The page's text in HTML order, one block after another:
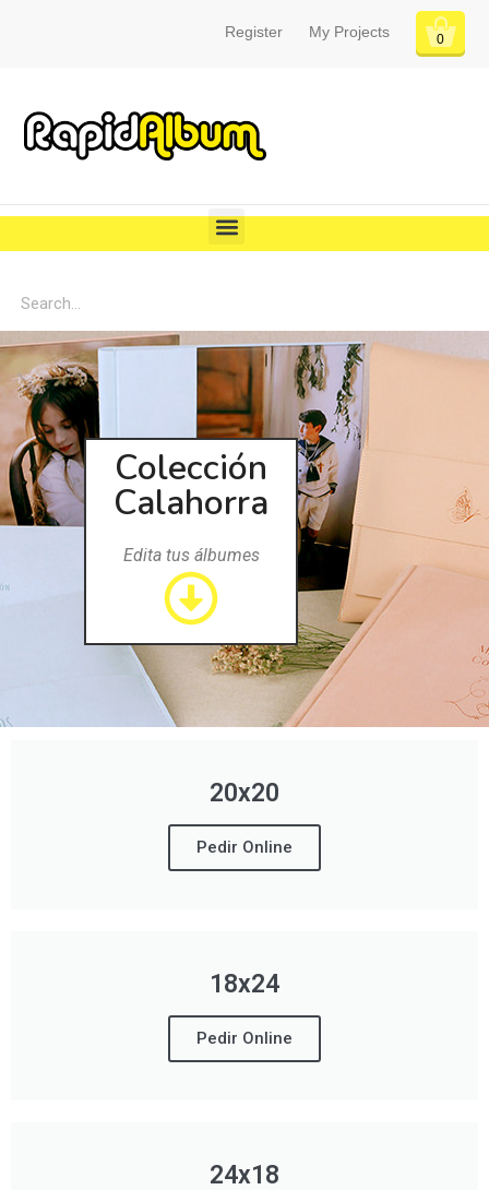
Register My Projects 0
Colección
Calahorra
Edita tus álbumes
20x20
Pedir Online
18x24
Pedir Online
24x18